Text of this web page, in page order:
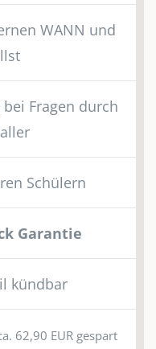
WANN und
bei Fragen durch
Schülern
Garantie
kündbar
62,90 EUR gespart